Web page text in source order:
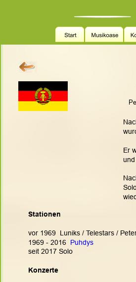
Er
und
Stationen
vor 1969  Luniks / Telestars /
1969 - 2016 Puhdys
seit 2017 Solo
Konzerte